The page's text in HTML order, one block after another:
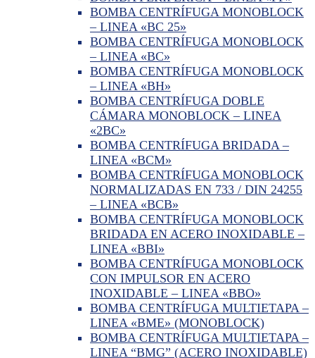
BOMBA CENTRÍFUGA MONOBLOCK
– LINEA «BC 25»
BOMBA CENTRÍFUGA MONOBLOCK
– LINEA «BC»
BOMBA CENTRÍFUGA MONOBLOCK
– LINEA «BH»
BOMBA CENTRÍFUGA DOBLE
CÁMARA MONOBLOCK – LINEA
«2BC»
BOMBA CENTRÍFUGA BRIDADA –
LINEA «BCM»
BOMBA CENTRÍFUGA MONOBLOCK
NORMALIZADAS EN 733 / DIN 24255
– LINEA «BCB»
BOMBA CENTRÍFUGA MONOBLOCK
BRIDADA EN ACERO INOXIDABLE –
LINEA «BBI»
BOMBA CENTRÍFUGA MONOBLOCK
CON IMPULSOR EN ACERO
INOXIDABLE – LINEA «BBO»
BOMBA CENTRÍFUGA MULTIETAPA –
LINEA «BME» (MONOBLOCK)
BOMBA CENTRÍFUGA MULTIETAPA –
LINEA “BMG” (ACERO INOXIDABLE)